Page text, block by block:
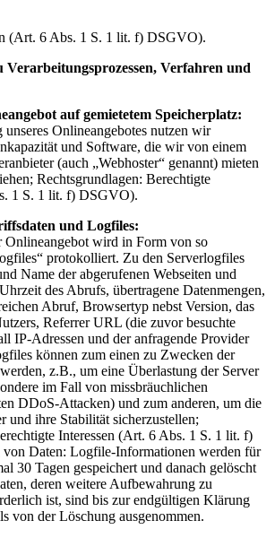
(Art. 6 Abs. 1 S. 1 lit. f) DSGVO).
Verarbeitungsprozessen, Verfahren und
auf gemietetem Speicherplatz:
Onlineangebotes nutzen wir
und Software, die wir von einem
(auch „Webhoster“ genannt) mieten
Rechtsgrundlagen: Berechtigte
1 S. 1 lit. f) DSGVO).
und Logfiles:
wird in Form von so
protokolliert. Zu den Serverlogfiles
Name der abgerufenen Webseiten und
des Abrufs, übertragene Datenmengen,
Abruf, Browsertyp nebst Version, das
Referrer URL (die zuvor besuchte
IP-Adressen und der anfragende Provider
können zum einen zu Zwecken der
z.B., um eine Überlastung der Server
im Fall von missbräuchlichen
DDoS-Attacken) und zum anderen, um die
und ihre Stabilität sicherzustellen;
Interessen (Art. 6 Abs. 1 S. 1 lit. f)
Daten: Logfile-Informationen werden für
30 Tagen gespeichert und danach gelöscht
deren weitere Aufbewahrung zu
ist, sind bis zur endgültigen Klärung
von der Löschung ausgenommen.